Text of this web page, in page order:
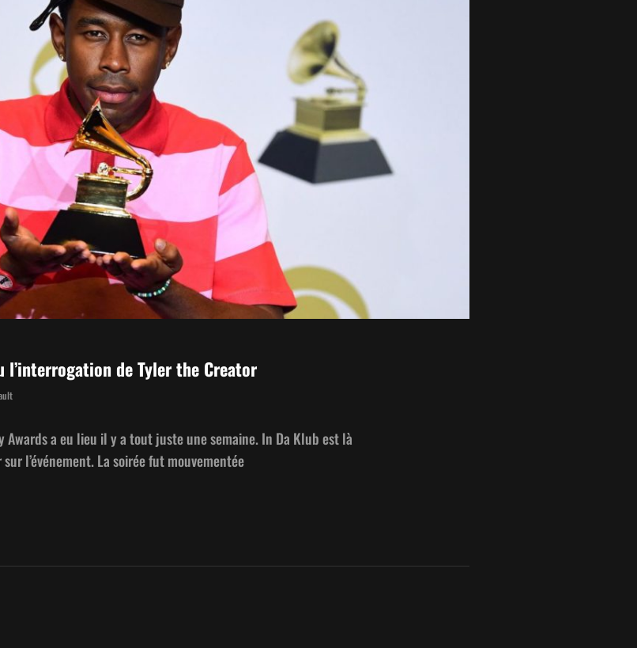
l’interrogation de Tyler the Creator
Awards a eu lieu il y a tout juste une semaine. In Da Klub est là
l’événement. La soirée fut mouvementée